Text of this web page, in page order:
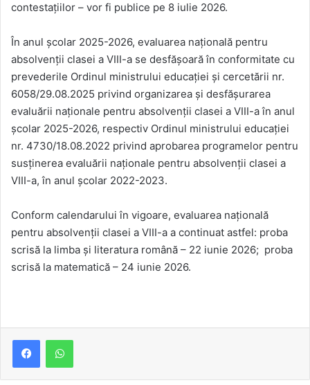
contestațiilor – vor fi publice pe 8 iulie 2026.
În anul școlar 2025-2026, evaluarea națională pentru
absolvenții clasei a VIII-a se desfășoară în conformitate cu
prevederile Ordinul ministrului educației și cercetării nr.
6058/29.08.2025 privind organizarea și desfășurarea
evaluării naționale pentru absolvenții clasei a VIII-a în anul
şcolar 2025-2026, respectiv Ordinul ministrului educației
nr. 4730/18.08.2022 privind aprobarea programelor pentru
susţinerea evaluării naţionale pentru absolvenții clasei a
VIII-a, în anul şcolar 2022-2023.
Conform calendarului în vigoare, evaluarea națională
pentru absolvenții clasei a VIII-a a continuat astfel: proba
scrisă la limba și literatura română – 22 iunie 2026; proba
scrisă la matematică – 24 iunie 2026.